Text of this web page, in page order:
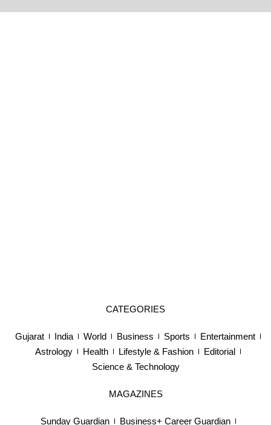
CATEGORIES
Gujarat India World Business Sports
Entertainment
Astrology
Health Lifestyle & Fashion
Editorial
Science & Technology
MAGAZINES
Sunday Guardian Business+ Career Guardian